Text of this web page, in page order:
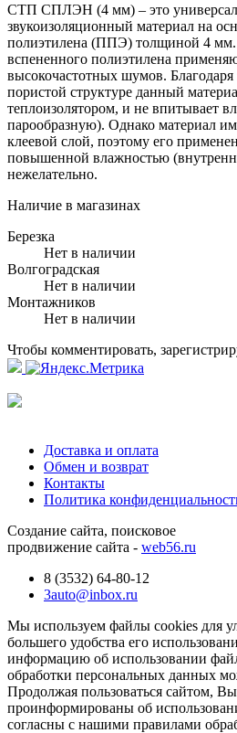
СТП СПЛЭН (4 мм) – это
звукоизоляционный материал на
полиэтилена (ППЭ) толщиной 4
вспененного полиэтилена
высокочастотных шумов. Благодаря
пористой структуре данный
теплоизолятором, и не впитывает
парообразную). Однако материал
клеевой слой, поэтому его
повышенной влажностью
нежелательно.
Наличие в магазинах
Березка
Нет в наличии
Волгоградская
Нет в наличии
Монтажников
Нет в наличии
Чтобы комментировать,
Доставка и оплата
Обмен и возврат
Контакты
Политика
Создание сайта, поисковое
продвижение сайта - web56.ru
8 (3532) 64-80-12
3auto@inbox.ru
Мы используем файлы cookies для
большего удобства его
информацию об использовании
обработки персональных данных
Продолжая пользоваться сайтом,
проинформированы об
согласны с нашими правилами